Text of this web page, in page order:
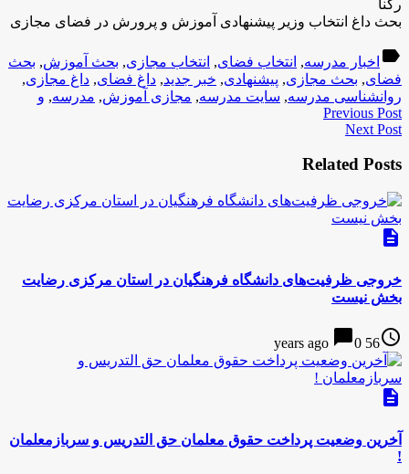
رکنا
بحث داغ انتخاب وزیر پیشنهادی آموزش و پرورش در فضای مجازی
label اخبار مدرسه, انتخاب فضای, انتخاب مجازی, بحث آموزش, بحث
فضای, بحث مجازی, پیشنهادی, خبر جدید, داغ فضای, داغ مجازی,
روانشناسی مدرسه, سایت مدرسه, مجازی آموزش, مدرسه, و
Previous Post
Next Post
Related Posts
description
خروجی ظرفیت‌های دانشگاه فرهنگیان در استان مرکزی رضایت
بخش نیست
access_time
56 years ago
chat_bubble0
description
آخرین وضعیت پرداخت حقوق معلمان حق التدریس و سربازمعلمان
!